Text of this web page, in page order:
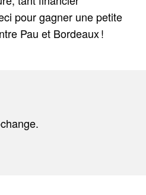
pour gagner une petite
Pau et Bordeaux !